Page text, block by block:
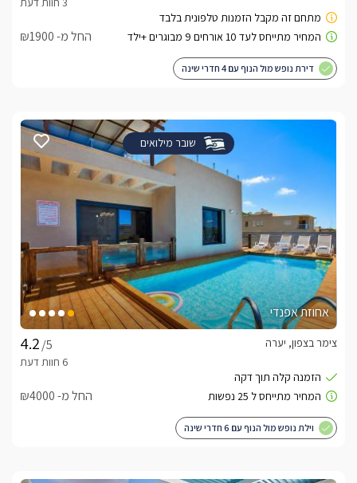
החל מ- ₪1900
דירת נופש מול הנוף עם 4 חדרי שינה
שובר מילואים
אחוזת אפנדי
/5
צימר בצפון, יערה
החל מ- ₪4000
וילת נופש מול הנוף עם 6 חדרי שינה